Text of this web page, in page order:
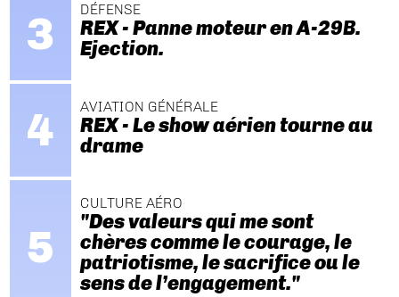
DÉFENSE
REX - Panne moteur en A-29B.
Ejection.
AVIATION GÉNÉRALE
REX - Le show aérien tourne au
drame
CULTURE AÉRO
"Des valeurs qui me sont
chères comme le courage, le
patriotisme, le sacrifice ou le
sens de l’engagement."